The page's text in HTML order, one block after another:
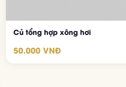
Củ tổng hợp xông hơi
50.000 VNĐ
NGAY